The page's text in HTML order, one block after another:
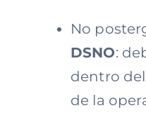
No
DSNO:
dentro
de la